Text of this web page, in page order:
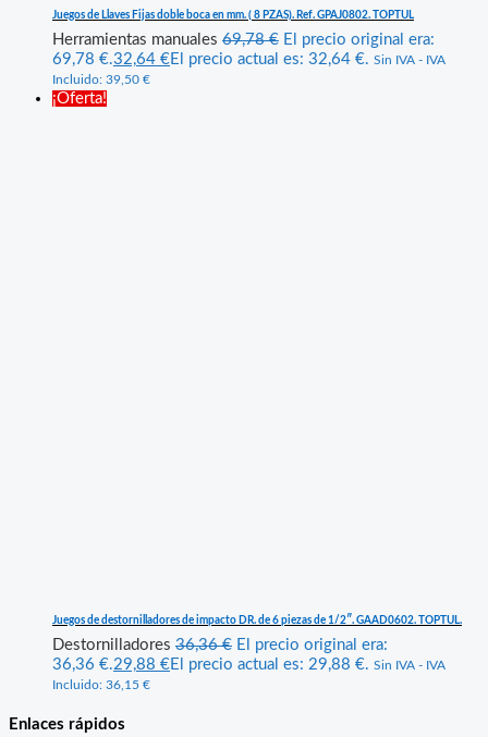
Juegos de Llaves Fijas doble boca en mm. ( 8 PZAS). Ref. GPAJ0802. TOPTUL
Herramientas manuales 69,78€ El precio original era:
69,78 €.32,64 €El precio actual es: 32,64 €. Sin IVA - IVA
Incluido: 39,50 €
¡Oferta!
Juegos de destornilladores de impacto DR. de 6 piezas de 1/2″. GAAD0602. TOPTUL.
Destornilladores 36,36€ El precio original era:
36,36 €.29,88 €El precio actual es: 29,88 €. Sin IVA - IVA
Incluido: 36,15 €
Enlaces rápidos